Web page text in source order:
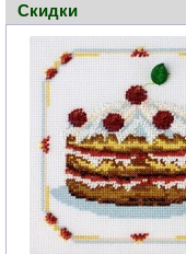
Скидки